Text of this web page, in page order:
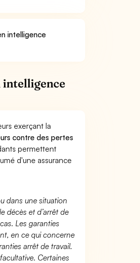
intelligence
intelligence
exerçant la
contre des pertes
permettent
d'une assurance
dans une situation
décès et d’arrêt de
Les garanties
en ce qui concerne
arrêt de travail.
Certaines